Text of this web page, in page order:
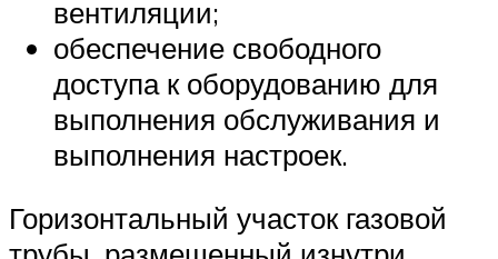
вентиляции;
обеспечение свободного
доступа к оборудованию для
выполнения обслуживания и
выполнения настроек.
Горизонтальный участок газовой